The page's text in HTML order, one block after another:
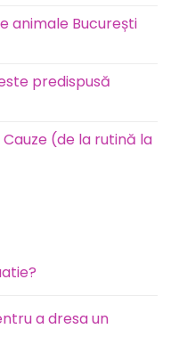
animale București
predispusă
(de la rutină la
a dresa un